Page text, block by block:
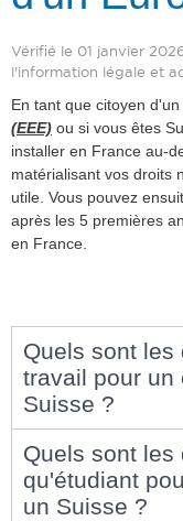
Vérifié le 01 janvier
l'information légale et
En tant que citoyen
(EEE) ou si vous êtes
installer en France au-
matérialisant vos droits
utile. Vous pouvez
après les 5 premières
en France.
Quels sont les
travail pour un
Suisse ?
Quels sont les
qu'étudiant
un Suisse ?